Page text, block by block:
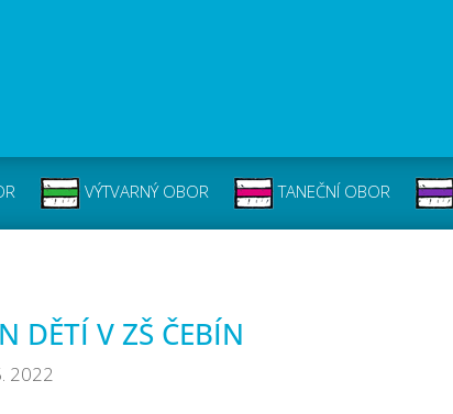
VÝTVARNÝ OBOR TANEČNÍ OBOR
DĚTÍ V ZŠ ČEBÍN
2022